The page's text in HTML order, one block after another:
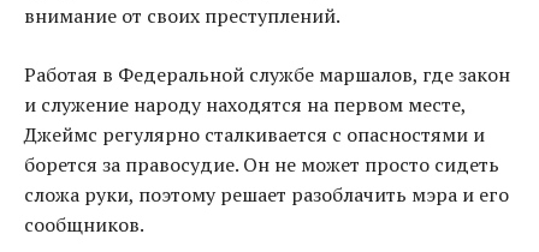
внимание от своих преступлений.
Работая в Федеральной службе маршалов, где закон
и служение народу находятся на первом месте,
Джеймс регулярно сталкивается с опасностями и
борется за правосудие. Он не может просто сидеть
сложа руки, поэтому решает разоблачить мэра и его
сообщников.